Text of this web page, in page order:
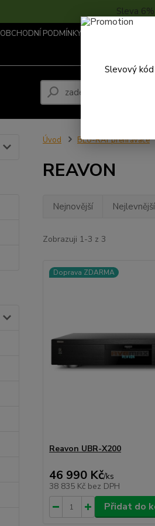
Sleva
OBCHODNÍ PODMÍNKY ...
Úvod BLU-RAY přehrávače
REAVON
Nejnovější Nejlevnější
Zobrazuji 1-3 z 3
Doprava ZDARMA
Reavon UBR-X200
46 990 Kč/ks
38 835 Kč bez DPH
Přidat do
Slevový